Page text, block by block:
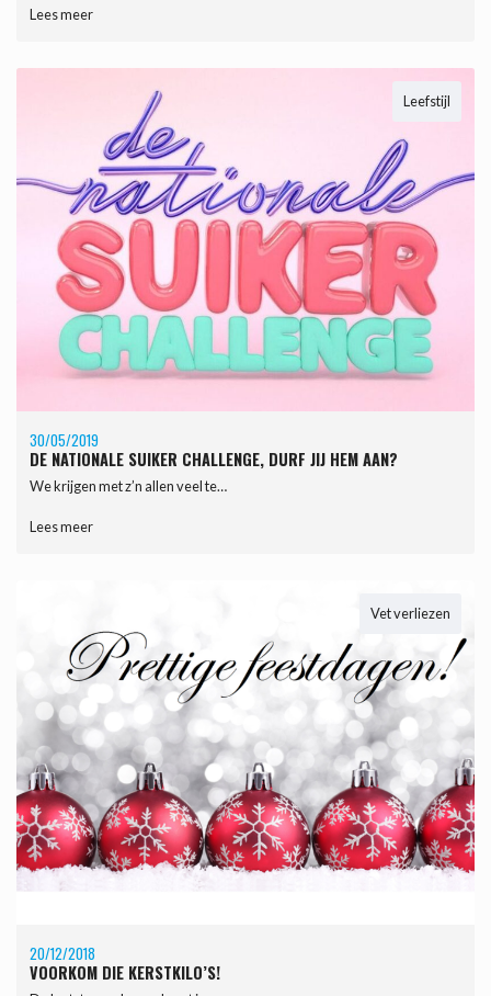
Lees meer
Leefstijl
30/05/2019
DE NATIONALE SUIKER CHALLENGE, DURF JIJ HEM AAN?
We krijgen met z’n allen veel te…
Lees meer
Vet verliezen
20/12/2018
VOORKOM DIE KERSTKILO’S!